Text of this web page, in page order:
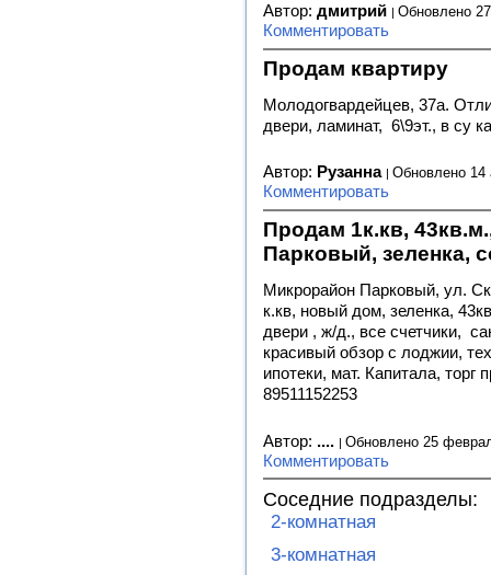
Автор: дмитрий Обновлено
Комментировать
Продам квартиру
Молодогвардейцев, 37а.
двери, ламинат, 6\9эт., в су
Автор: Рузанна Обновлено 14
Комментировать
Продам 1к.кв,
Парковый, зеленка,
Микрорайон Парковый, ул.
к.кв, новый дом, зеленка,
двери , ж/д., все счетчики,
красивый обзор с лоджии,
ипотеки, мат. Капитала, торг
89511152253
Автор: .... Обновлено 25
Комментировать
Соседние подразделы:
2-комнатная
3-комнатная